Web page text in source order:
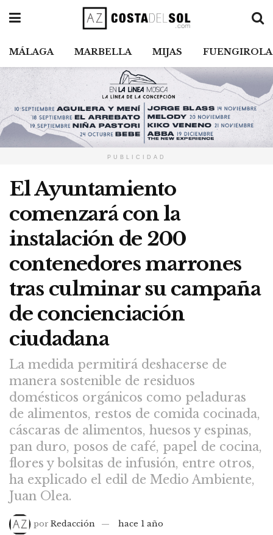
MÁLAGA MARBELLA MIJAS FUENGIROLA
PUBLICIDAD
El Ayuntamiento
comenzará con la
instalación de 200
contenedores marrones
tras culminar su campaña
de concienciación
ciudadana
La medida permitirá deshacerse de
manera sostenible de residuos
domésticos orgánicos como peladuras
de alimentos, restos de comida cocinada,
cáscaras de alimentos, huesos y espinas,
pan duro, posos de café, papel de cocina,
flores y bolsitas de infusión, entre otros,
ha explicado el edil de Medio Ambiente,
Juan Olea.
por Redacción
hace 1 año